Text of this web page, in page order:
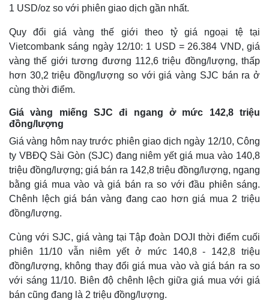
Thế giới
Quan sát
Cuộc sống đó đây
Multimedia
Video
Infographic
1 USD/oz so với phiên giao dịch gần nhất.
Quy đổi giá vàng thế giới theo tỷ giá ngoại tệ tại
Vietcombank sáng ngày 12/10: 1 USD = 26.384 VND, giá
vàng thế giới tương đương 112,6 triệu đồng/lượng, thấp
hơn 30,2 triệu đồng/lượng so với giá vàng SJC bán ra ở
cùng thời điểm.
Giá vàng miếng SJC đi ngang ở mức 142,8 triệu
đồng/lượng
Giá vàng hôm nay trước phiên giao dịch ngày 12/10, Công
ty VBĐQ Sài Gòn (SJC) đang niêm yết giá mua vào 140,8
triệu đồng/lượng; giá bán ra 142,8 triệu đồng/lượng, ngang
bằng giá mua vào và giá bán ra so với đầu phiên sáng.
Chênh lệch giá bán vàng đang cao hơn giá mua 2 triệu
đồng/lượng.
Cùng với SJC, giá vàng tại Tập đoàn DOJI thời điểm cuối
phiên 11/10 vẫn niêm yết ở mức 140,8 - 142,8 triệu
đồng/lượng, không thay đổi giá mua vào và giá bán ra so
với sáng 11/10. Biên độ chênh lệch giữa giá mua với giá
bán cũng đang là 2 triệu đồng/lượng.